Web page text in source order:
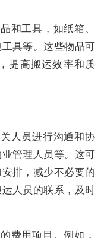
和工具，如纸箱、
具等。这些物品可
提高搬运效率和质
人员进行沟通和协
管理人员等。这可
排，减少不必要的
人员的联系，及时
费用项目。例如，